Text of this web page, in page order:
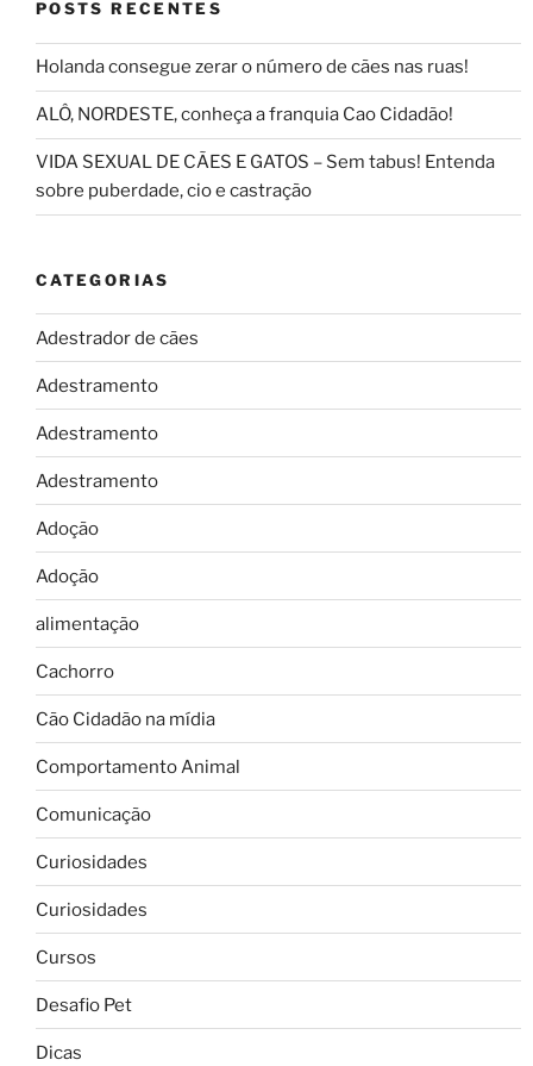
POSTS RECENTES
Holanda consegue zerar o número de cães nas ruas!
ALÔ, NORDESTE, conheça a franquia Cao Cidadão!
VIDA SEXUAL DE CÃES E GATOS – Sem tabus! Entenda
sobre puberdade, cio e castração
CATEGORIAS
Adestrador de cães
Adestramento
Adestramento
Adestramento
Adoção
Adoção
alimentação
Cachorro
Cão Cidadão na mídia
Comportamento Animal
Comunicação
Curiosidades
Curiosidades
Cursos
Desafio Pet
Dicas